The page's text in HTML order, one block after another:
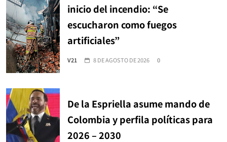
inicio del incendio: “Se
escucharon como fuegos
artificiales”
V21 8 DE AGOSTO DE 2026 0
De la Espriella asume mando de
Colombia y perfila políticas para
2026 – 2030